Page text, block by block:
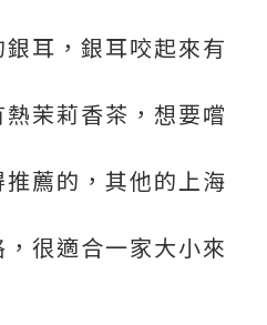
耳，銀耳咬起來有
茉莉香茶，想要嚐
薦的，其他的上海
很適合一家大小來